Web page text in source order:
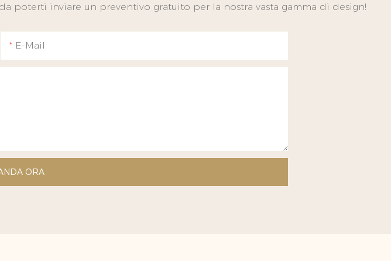
inviare un preventivo gratuito per la nostra vasta gamma di design!
E-Mail
ORA